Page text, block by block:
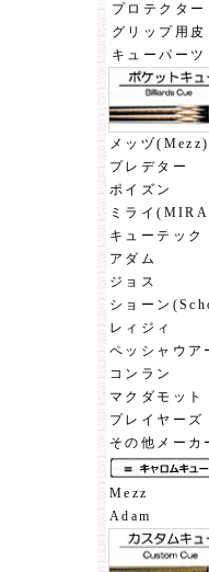
プロテクター
グリップ用皮
キューパーツ
メッヅ(Mezz)
プレデター
ポイズン
ミライ
キューテック
アダム
ジョス
ショーン
レィジィ
ペッシャウア
コンラン
マクダモット
プレイヤーズ
その他メーカ
Mezz
Adam